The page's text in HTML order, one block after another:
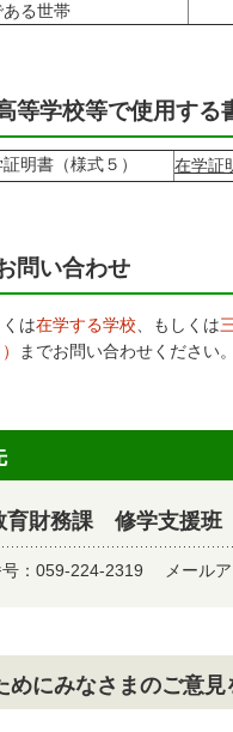
ある世帯
等学校等で使用する
明書（様式５） 在学証
問い合わせ
は在学する学校 、もしくは
までお問い合わせください。
財務課 修学支援班（
：059-224-2319 メール
にみなさまのご意